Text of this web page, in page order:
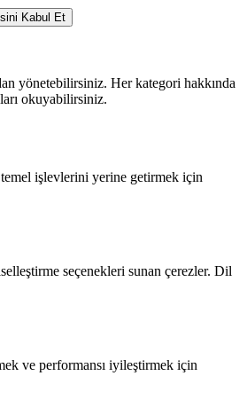
Kabul Et
yönetebilirsiniz. Her kategori hakkında
okuyabilirsiniz.
işlevlerini yerine getirmek için
seçenekleri sunan çerezler. Dil
ve performansı iyileştirmek için